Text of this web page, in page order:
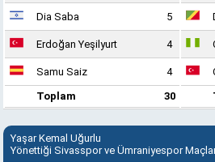
Dia Saba 5
Erdoğan Yeşilyurt 4
Samu Saiz
4
Toplam
30
Yaşar Kemal Uğurlu
Yönettiği Sivasspor ve Ümraniyespor